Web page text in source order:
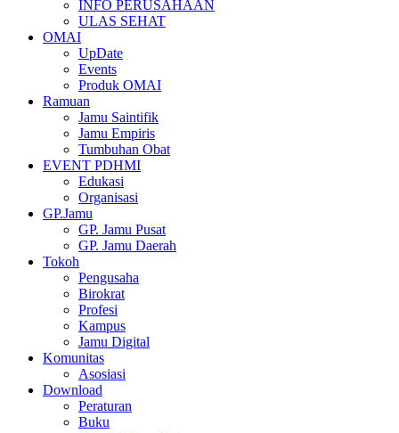
INFO PERUSAHAAN
ULAS SEHAT
OMAI
UpDate
Events
Produk OMAI
Ramuan
Jamu Saintifik
Jamu Empiris
Tumbuhan Obat
EVENT PDHMI
Edukasi
Organisasi
GP.Jamu
GP. Jamu Pusat
GP. Jamu Daerah
Tokoh
Pengusaha
Birokrat
Profesi
Kampus
Jamu Digital
Komunitas
Asosiasi
Download
Peraturan
Buku